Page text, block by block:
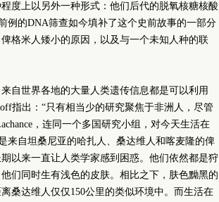
度上以另外一种形式：他们后代的脱氧核糖核酸
例的DNA筛查如今填补了这个史前故事的一部分
格米人矮小的原因，以及与一个未知人种的联
自世界各地的大量人类遗传信息都是可以利用
指出：“只有相当少的研究聚焦于非洲人，尽管
，连同一个多国研究小组，对今天生活在
来自坦桑尼亚的哈扎人、桑达维人和喀麦隆的俾
以来一直让人类学家感到困惑。他们依然都是狩
们同时生有浅色的皮肤。相比之下，肤色黝黑的
桑达维人仅仅150公里的类似环境中。而生活在